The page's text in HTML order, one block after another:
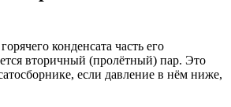
конденсата часть его
вторичный (пролётный) пар. Это
если давление в нём ниже,